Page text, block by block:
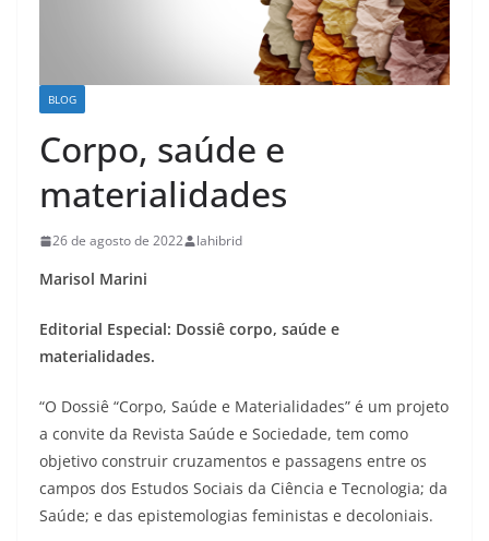
BLOG
Corpo, saúde e
materialidades
26 de agosto de 2022 lahibrid
Marisol Marini
Editorial Especial: Dossiê corpo, saúde e
materialidades.
“O Dossiê “Corpo, Saúde e Materialidades” é um projeto
a convite da Revista Saúde e Sociedade, tem como
objetivo construir cruzamentos e passagens entre os
campos dos Estudos Sociais da Ciência e Tecnologia; da
Saúde; e das epistemologias feministas e decoloniais.